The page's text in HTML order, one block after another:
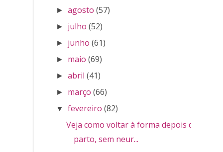
►agosto (57)
► julho (52)
► junho (61)
► maio (69)
►abril (41)
► março (66)
▼ fevereiro (82)
Veja como voltar à forma depois do
parto, sem neur...